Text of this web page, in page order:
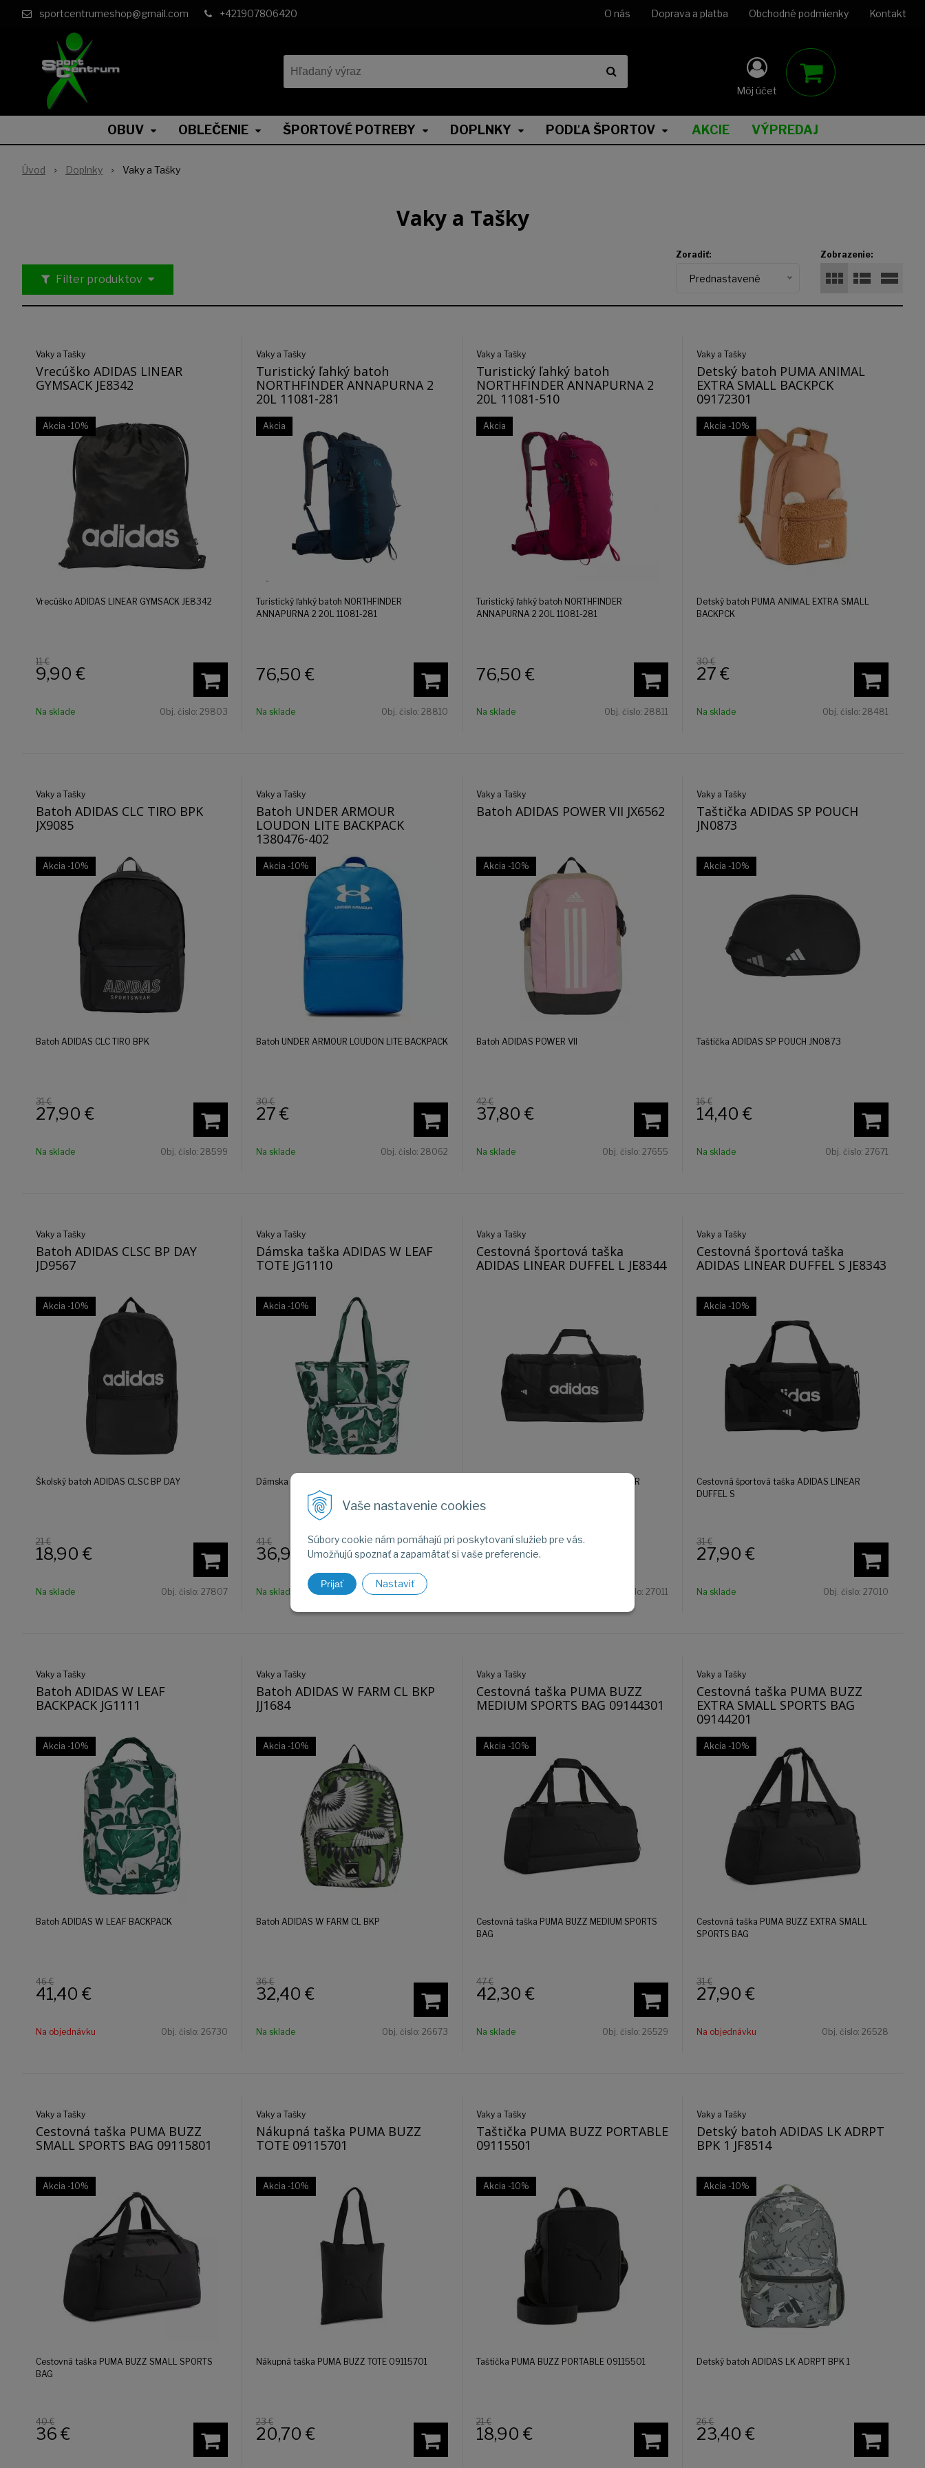
Vaše nastavenie cookies
Súbory cookie nám pomáhajú pri poskytovaní služieb pre vás.
Umožňujú spoznať a zapamätať si vaše preferencie.
Prijať Nastaviť
sportcentrumeshop@gmail.com +421907806420 O nás Doprava a platba Obchodné podmienky Kontakt
Môj účet
OBUV OBLEČENIE ŠPORTOVÉ POTREBY DOPLNKY PODĽA ŠPORTOV AKCIE VÝPREDAJ
Úvod Doplnky Vaky a Tašky
Vaky a Tašky
Filter produktov
Zobrazenie:
Zoradiť:
Prednastavené
Vaky a Tašky
Vrecúško ADIDAS LINEAR
GYMSACK JE8342
Akcia -10%
Vrecúško ADIDAS LINEAR GYMSACK JE8342
11 €
9,90 €
Na sklade Obj. čislo: 29803
Vaky a Tašky
Turistický ľahký batoh
NORTHFINDER ANNAPURNA 2
20L 11081-281
Akcia
Turistický ľahký batoh NORTHFINDER
ANNAPURNA 2 20L 11081-281
76,50 €
Na sklade Obj. čislo: 28810
Vaky a Tašky
Turistický ľahký batoh
NORTHFINDER ANNAPURNA 2
20L 11081-510
Akcia
Turistický ľahký batoh NORTHFINDER
ANNAPURNA 2 20L 11081-281
76,50 €
Na sklade Obj. čislo: 28811
Vaky a Tašky
Detský batoh PUMA ANIMAL
EXTRA SMALL BACKPCK
09172301
Akcia -10%
Detský batoh PUMA ANIMAL EXTRA SMALL
BACKPCK
30 €
27 €
Na sklade Obj. čislo: 28481
Vaky a Tašky
Batoh ADIDAS CLC TIRO BPK
JX9085
Akcia -10%
Batoh ADIDAS CLC TIRO BPK
31 €
27,90 €
Na sklade Obj. čislo: 28599
Vaky a Tašky
Batoh UNDER ARMOUR
LOUDON LITE BACKPACK
1380476-402
Akcia -10%
Batoh UNDER ARMOUR LOUDON LITE BACKPACK
30 €
27 €
Na sklade Obj. čislo: 28062
Vaky a Tašky
Batoh ADIDAS POWER VII JX6562
Akcia -10%
Batoh ADIDAS POWER VII
42 €
37,80 €
Na sklade Obj. čislo: 27655
Vaky a Tašky
Taštička ADIDAS SP POUCH
JN0873
Akcia -10%
Taštička ADIDAS SP POUCH JN0873
16 €
14,40 €
Na sklade Obj. čislo: 27671
Vaky a Tašky
Batoh ADIDAS CLSC BP DAY
JD9567
Akcia -10%
Školský batoh ADIDAS CLSC BP DAY
21 €
18,90 €
Na sklade Obj. čislo: 27807
Vaky a Tašky
Dámska taška ADIDAS W LEAF
TOTE JG1110
Akcia -10%
Dámska taška ADIDAS W LEAF TOTE
41 €
36,90 €
Na sklade Obj. čislo:27012
Vaky a Tašky
Cestovná športová taška
ADIDAS LINEAR DUFFEL L JE8344
Cestovná športová taška ADIDAS LINEAR
36,90€
Obj. čislo: 27011
Vaky a Tašky
Cestovná športová taška
ADIDAS LINEAR DUFFEL S JE8343
Akcia -10%
Cestovná športová taška ADIDAS LINEAR
DUFFEL S
31 €
27,90 €
Na sklade Obj. čislo: 27010
Vaky a Tašky
Batoh ADIDAS W LEAF
BACKPACK JG1111
Akcia -10%
Batoh ADIDAS W LEAF BACKPACK
46 €
41,40 €
Na objednávku Obj. čislo: 26730
Vaky a Tašky
Batoh ADIDAS W FARM CL BKP
JJ1684
Akcia -10%
Batoh ADIDAS W FARM CL BKP
36 €
32,40 €
Na sklade Obj. čislo: 26673
Vaky a Tašky
Cestovná taška PUMA BUZZ
MEDIUM SPORTS BAG 09144301
Akcia -10%
Cestovná taška PUMA BUZZ MEDIUM SPORTS
BAG
47 €
42,30 €
Na sklade Obj. čislo: 26529
Vaky a Tašky
Cestovná taška PUMA BUZZ
EXTRA SMALL SPORTS BAG
09144201
Akcia -10%
Cestovná taška PUMA BUZZ EXTRA SMALL
SPORTS BAG
31 €
27,90 €
Na objednávku Obj. čislo: 26528
Vaky a Tašky
Cestovná taška PUMA BUZZ
SMALL SPORTS BAG 09115801
Akcia -10%
Cestovná taška PUMA BUZZ SMALL SPORTS
BAG
40 €
36 €
Vaky a Tašky
Nákupná taška PUMA BUZZ
TOTE 09115701
Akcia -10%
Nákupná taška PUMA BUZZ TOTE 09115701
23 €
20,70 €
Vaky a Tašky
Taštička PUMA BUZZ PORTABLE
09115501
Akcia -10%
Taštička PUMA BUZZ PORTABLE 09115501
21 €
18,90 €
Vaky a Tašky
Detský batoh ADIDAS LK ADRPT
BPK 1 JF8514
Akcia -10%
Detský batoh ADIDAS LK ADRPT BPK 1
26 €
23,40 €